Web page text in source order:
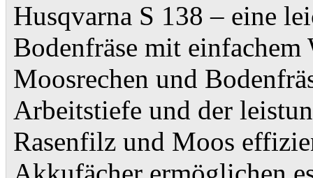
Husqvarna S 138 – eine
Bodenfräse mit einfachem
Moosrechen und
Arbeitstiefe und der
Rasenfilz und Moos